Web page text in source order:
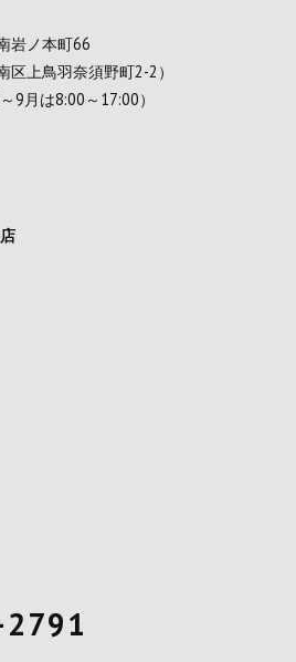
岩ノ本町66
区上鳥羽奈須野町2-2）
9月は8:00～17:00）